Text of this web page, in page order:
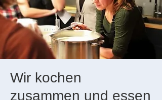
Wir kochen
zusammen und essen